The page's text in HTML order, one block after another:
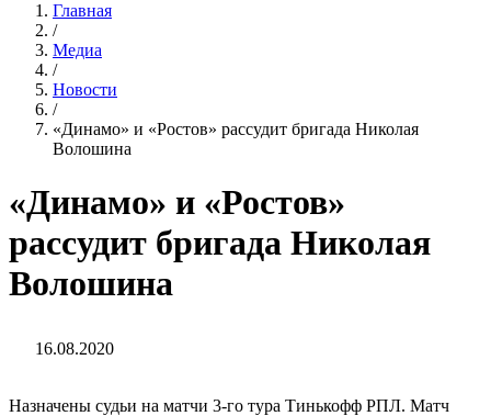
Главная
/
Медиа
/
Новости
/
«Динамо» и «Ростов» рассудит бригада Николая
Волошина
«Динамо» и «Ростов»
рассудит бригада Николая
Волошина
16.08.2020
Назначены судьи на матчи 3-го тура Тинькофф РПЛ. Матч